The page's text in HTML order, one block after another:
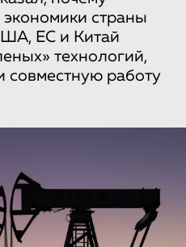
страны
ЕС и Китай
технологий,
работу